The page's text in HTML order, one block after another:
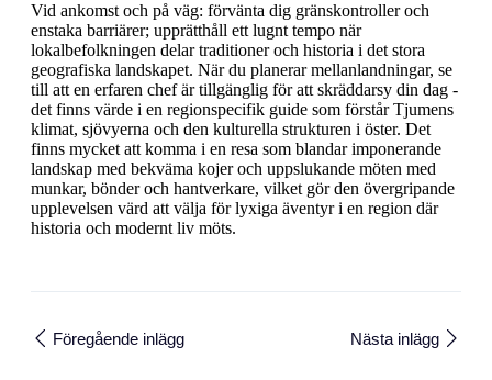
Vid ankomst och på väg: förvänta dig gränskontroller och
enstaka barriärer; upprätthåll ett lugnt tempo när
lokalbefolkningen delar traditioner och historia i det stora
geografiska landskapet. När du planerar mellanlandningar, se
till att en erfaren chef är tillgänglig för att skräddarsy din dag -
det finns värde i en regionspecifik guide som förstår Tjumens
klimat, sjövyerna och den kulturella strukturen i öster. Det
finns mycket att komma i en resa som blandar imponerande
landskap med bekväma kojer och uppslukande möten med
munkar, bönder och hantverkare, vilket gör den övergripande
upplevelsen värd att välja för lyxiga äventyr i en region där
historia och modernt liv möts.
Föregående inlägg Nästa inlägg